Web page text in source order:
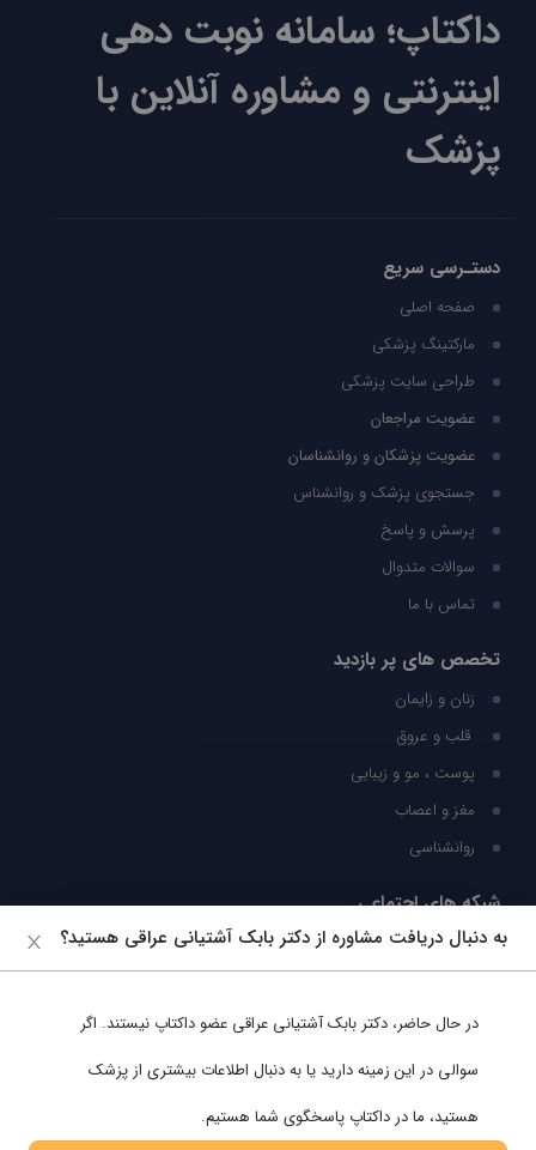
داکتاپ؛ سامانه نوبت دهی
اینترنتی و مشاوره آنلاین با
پزشک
دستـرسی سریع
صفحه اصلی
مارکتینگ پزشکی
طراحی سایت پزشکی
عضویت مراجعان
عضویت پزشکان و روانشناسان
جستجوی پزشک و روانشناس
پرسش و پاسخ
سوالات متدوال
تماس با ما
تخصص های پر بازدید
زنان و زایمان
قلب و عروق
پوست ، مو و زیبایی
مغز و اعصاب
روانشناسی
شبکه های اجتماعی
ما را در شبکه های اجتماعی دنبال کنید
به دنبال دریافت مشاوره از دکتر بابک آشتیانی عراقی هستید؟
در حال حاضر، دکتر بابک آشتیانی عراقی عضو داکتاپ نیستند. اگر
سوالی در این زمینه دارید یا به دنبال اطلاعات بیشتری از پزشک
هستید، ما در داکتاپ پاسخگوی شما هستیم.